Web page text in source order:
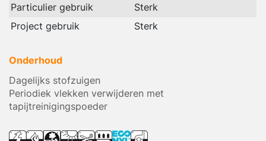
Particulier gebruik
Sterk
Project gebruik
Sterk
Onderhoud
Dagelijks stofzuigen
Periodiek vlekken verwijderen met
tapijtreinigingspoeder